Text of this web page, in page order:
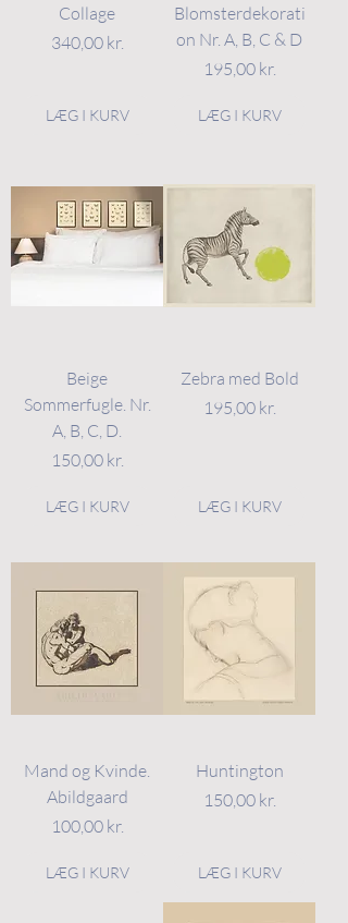
Collage
Pris
340,00 kr.
LÆG I KURV
Blomsterdekorati
on Nr. A, B, C & D
Pris
195,00 kr.
LÆG I KURV
Beige
Sommerfugle. Nr.
A, B, C, D.
Pris
150,00 kr.
LÆG I KURV
Zebra med Bold
Pris
195,00 kr.
LÆG I KURV
Mand og Kvinde.
Abildgaard
Pris
100,00 kr.
LÆG I KURV
Huntington
Pris
150,00 kr.
LÆG I KURV